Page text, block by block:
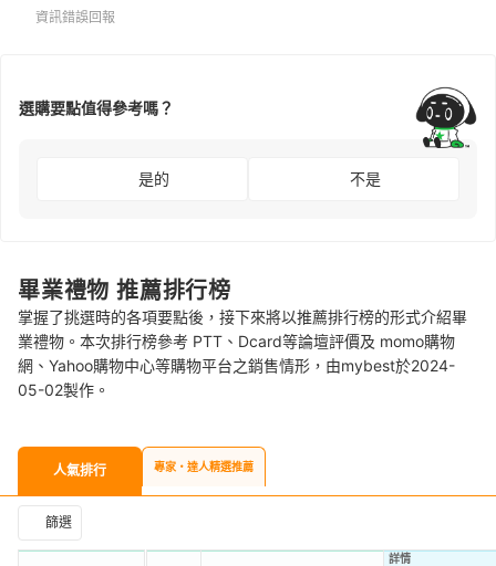
資訊錯誤回報
選購要點值得參考嗎？
是的 不是
畢業禮物 推薦排行榜
掌握了挑選時的各項要點後，接下來將以推薦排行榜的形式介紹畢
業禮物。本次排行榜參考 PTT、Dcard等論壇評價及 momo購物
網、Yahoo購物中心等購物平台之銷售情形，由mybest於2024-
05-02製作。
人氣排行 專家・達人精選推薦
篩選
詳情